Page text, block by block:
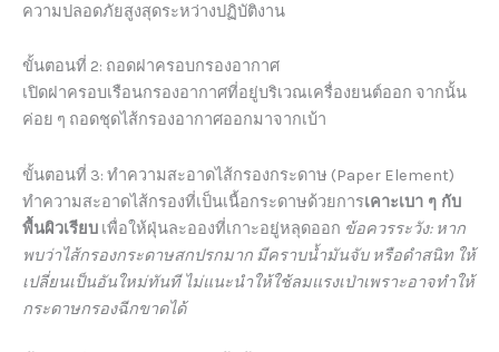
ความปลอดภัยสูงสุดระหว่างปฏิบัติงาน
ขั้นตอนที่ 2: ถอดฝาครอบกรองอากาศ
เปิดฝาครอบเรือนกรองอากาศที่อยู่บริเวณเครื่องยนต์ออก จากนั้น
ค่อย ๆ ถอดชุดไส้กรองอากาศออกมาจากเบ้า
ขั้นตอนที่ 3: ทำความสะอาดไส้กรองกระดาษ (Paper Element)
ทำความสะอาดไส้กรองที่เป็นเนื้อกระดาษด้วยการเคาะเบา ๆ กับ
พื้นผิวเรียบ เพื่อให้ฝุ่นละอองที่เกาะอยู่หลุดออก ข้อควรระวัง: หาก
พบว่าไส้กรองกระดาษสกปรกมาก มีคราบน้ำมันจับ หรือดำสนิท ให้
เปลี่ยนเป็นอันใหม่ทันที ไม่แนะนำให้ใช้ลมแรงเป่าเพราะอาจทำให้
กระดาษกรองฉีกขาดได้